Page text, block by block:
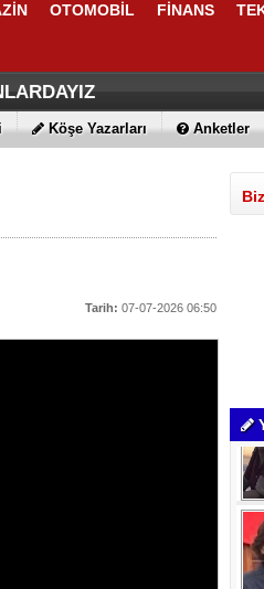
OTOMOBİL FİNANS
DOSTLARINA ÖZEL
Köşe Yazarları Anketler
Tarih: 07-07-2026 06:50